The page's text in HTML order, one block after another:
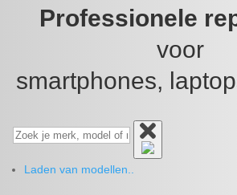
Professionele
voor
smartphones,
Laden van modellen..